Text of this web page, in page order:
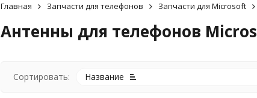
Главная Запчасти для телефонов Запчасти для Microsoft
Антенны для телефонов
Сортировать: Название